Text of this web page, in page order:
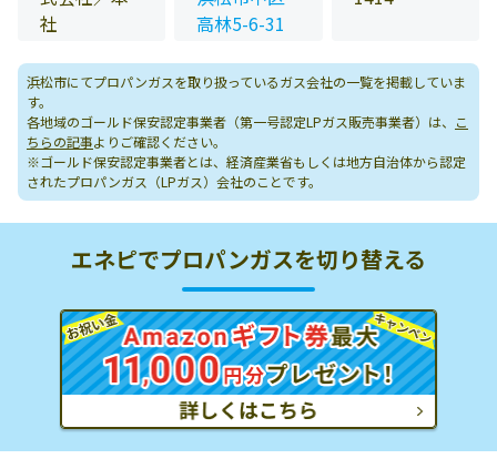
社
高林5-6-31
浜松市にてプロパンガスを取り扱っているガス会社の一覧を掲載していま
す。
各地域のゴールド保安認定事業者（第一号認定LPガス販売事業者）は、
こ
ちらの記事よりご確認ください。
※ゴールド保安認定事業者とは、経済産業省もしくは地方自治体から認定
されたプロパンガス（LPガス）会社のことです。
エネピでプロパンガスを切り替える